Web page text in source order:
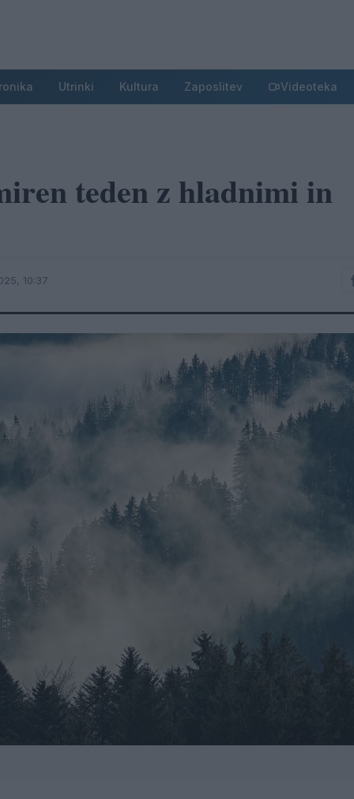
Utrinki Kultura Zaposlitev Videoteka
teden z hladnimi in
10:37